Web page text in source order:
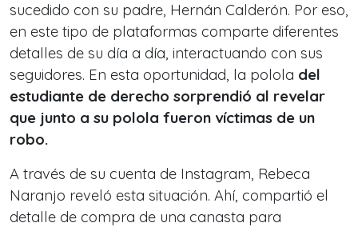
sucedido con su padre, Hernán Calderón. Por eso,
en este tipo de plataformas comparte diferentes
detalles de su día a día, interactuando con sus
seguidores. En esta oportunidad, la polola del
estudiante de derecho sorprendió al revelar
que junto a su polola fueron víctimas de un
robo.
A través de su cuenta de Instagram, Rebeca
Naranjo reveló esta situación. Ahí, compartió el
detalle de compra de una canasta para